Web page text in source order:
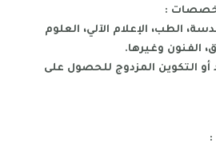
:
الطب، الإعلام الآلي، العلوم
الفنون وغيرها.
أو التكوين المزدوج للحصول على
: